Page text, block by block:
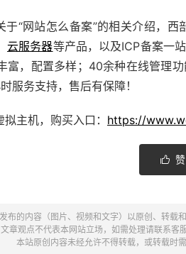
于“网站怎么备案”的相关介绍，
云服务器等产品，以及ICP备案一
富，配置多样；40余种在线管理
服务支持，售后有保障！
主机，购买入口： https://

布的内容（图片、视频和文字）以原创、转载
章观点不代表本网站立场，如需处理请联系
本站原创内容未经允许不得转载，或转载时需